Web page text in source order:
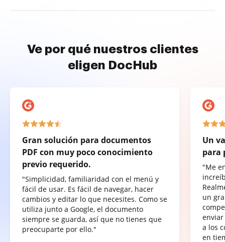
Ve por qué nuestros clientes
eligen DocHub
Gran solución para documentos
PDF con muy poco conocimiento
previo requerido.
"Simplicidad, familiaridad con el menú y
fácil de usar. Es fácil de navegar, hacer
cambios y editar lo que necesites. Como se
utiliza junto a Google, el documento
siempre se guarda, así que no tienes que
preocuparte por ello."
Un
para
"Me
un
a los
en